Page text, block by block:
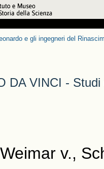
e gli ingegneri del
DA VINCI -
v.,